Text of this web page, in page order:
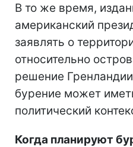
В то же время,
американский
заявлять о
относительно
решение
бурение может
политический
Когда планируют